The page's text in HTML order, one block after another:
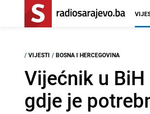
/ VIJESTI / BOSNA I HERCEGOVINA
Vijećnik u
gdje je